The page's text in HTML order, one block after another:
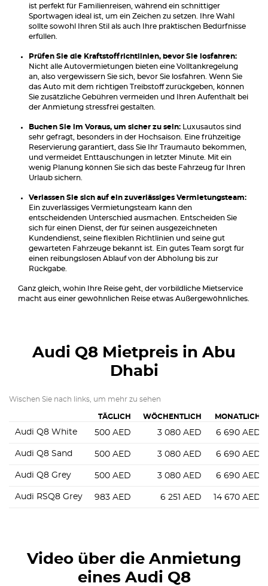
ist perfekt für Familienreisen, während ein schnittiger
Sportwagen ideal ist, um ein Zeichen zu setzen. Ihre Wahl
sollte sowohl Ihren Stil als auch Ihre praktischen Bedürfnisse
erfüllen.
Prüfen Sie die Kraftstoffrichtlinien, bevor Sie losfahren:
Nicht alle Autovermietungen bieten eine Volltankregelung
an, also vergewissern Sie sich, bevor Sie losfahren. Wenn Sie
das Auto mit dem richtigen Treibstoff zurückgeben, können
Sie zusätzliche Gebühren vermeiden und Ihren Aufenthalt bei
der Anmietung stressfrei gestalten.
Buchen Sie im Voraus, um sicher zu sein:
Luxusautos sind
sehr gefragt, besonders in der Hochsaison. Eine frühzeitige
Reservierung garantiert, dass Sie Ihr Traumauto bekommen,
und vermeidet Enttäuschungen in letzter Minute. Mit ein
wenig Planung können Sie sich das beste Fahrzeug für Ihren
Urlaub sichern.
Verlassen Sie sich auf ein zuverlässiges Vermietungsteam:
Ein zuverlässiges Vermietungsteam kann den
entscheidenden Unterschied ausmachen. Entscheiden Sie
sich für einen Dienst, der für seinen ausgezeichneten
Kundendienst, seine flexiblen Richtlinien und seine gut
gewarteten Fahrzeuge bekannt ist. Ein gutes Team sorgt für
einen reibungslosen Ablauf von der Abholung bis zur
Rückgabe.
Ganz gleich, wohin Ihre Reise geht, der vorbildliche Mietservice
macht aus einer gewöhnlichen Reise etwas Außergewöhnliches.
Audi Q8 Mietpreis in Abu
Dhabi
Wischen Sie nach links, um mehr zu sehen
TÄGLICH WÖCHENTLICH MONATLICH
Audi Q8 White 500 AED 3 080 AED 6 690 AED
Audi Q8 Sand 500 AED 3 080 AED 6 690 AED
Audi Q8 Grey 500 AED 3 080 AED 6 690 AED
Audi RSQ8 Grey 983 AED 6 251 AED 14 670 AED
Video über die Anmietung
eines Audi Q8